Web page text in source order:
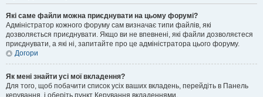
Які саме файли можна приєднувати на цьому форумі?
Адміністратор кожного форуму сам визначає типи файлів, які
дозволяється приєднувати. Якщо ви не впевнені, які файли дозволяєтеся
приєднувати, а які ні, запитайте про це адміністратора цього форуму.
Догори
Як мені знайти усі мої вкладення?
Для того, щоб побачити список усіх ваших вкладень, перейдіть в Панель
керування, і оберіть пункт Керування вкладеннями.